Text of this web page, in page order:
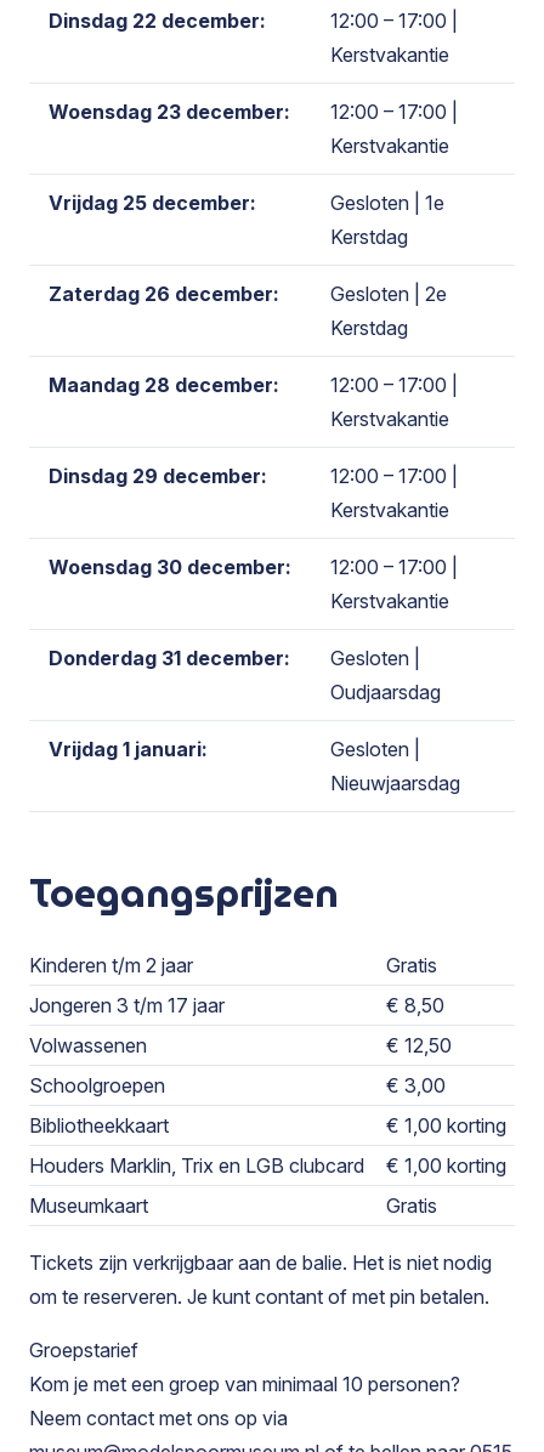
Dinsdag 22 december: 12:00 – 17:00
Kerstvakantie
Woensdag 23 december: 12:00 – 17:00
Kerstvakantie
Vrijdag 25 december: Gesloten
| 1e
Kerstdag
Zaterdag 26 december: Gesloten
| 2e
Kerstdag
Maandag 28 december: 12:00 – 17:00
Kerstvakantie
Dinsdag 29 december: 12:00 – 17:00
Kerstvakantie
Woensdag 30 december: 12:00 – 17:00
Kerstvakantie
Donderdag 31 december: Gesloten
Oudjaarsdag
Vrijdag 1 januari: Gesloten
Nieuwjaarsdag
Toegangsprijzen
Kinderen t/m 2 jaar
Gratis
Jongeren 3 t/m 17 jaar
€ 8,50
Volwassenen
€ 12,50
Schoolgroepen
€ 3,00
Bibliotheekkaart
€ 1,00 korting
Houders Marklin, Trix en LGB clubcard
€ 1,00 korting
Museumkaart
Gratis
Tickets zijn verkrijgbaar aan de balie. Het is niet nodig
om te reserveren. Je kunt contant of met pin betalen.
Groepstarief
Kom je met een groep van minimaal 10 personen?
Neem contact met ons op via